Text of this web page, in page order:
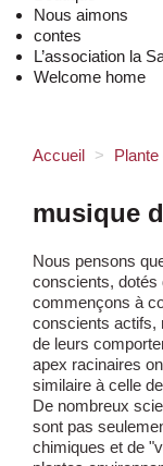
Nous aimons
contes
L’association la
Welcome home
Accueil >
musique
Nous pensons
conscients, dotés
commençons à
conscients actifs,
de leurs
apex racinaires
similaire à celle
De nombreux
sont pas
chimiques et de